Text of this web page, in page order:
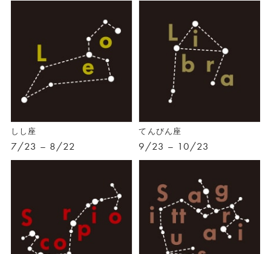
しし座
7/23 – 8/22
てんびん座
9/23 – 10/23